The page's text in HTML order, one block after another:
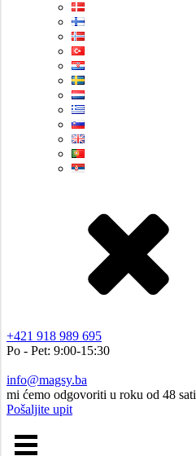
+421 918 989 695
Po - Pet: 9:00-15:30
info@magsy.ba
mi ćemo odgovoriti u roku od 48 sati
Pošaljite upit